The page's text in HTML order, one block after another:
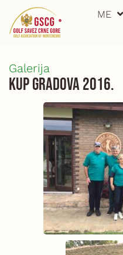
content
ME
EN
Galerija
Kup gradova 2016.